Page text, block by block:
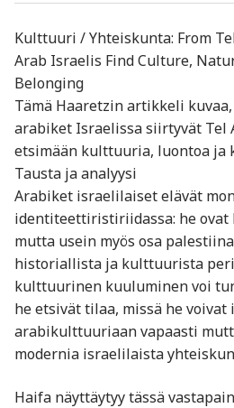
Kulttuuri / Yhteiskunta: From
Arab Israelis Find Culture,
Belonging
Tämä Haaretzin artikkeli
arabiket Israelissa siirtyvät Tel
etsimään kulttuuria, luontoa ja
Tausta ja analyysi
Arabiket israelilaiset elävät
identiteettiristiriidassa: he ovat
mutta usein myös osa
historiallista ja kulttuurista
kulttuurinen kuuluminen voi
he etsivät tilaa, missä he voivat
arabikulttuuriaan vapaasti
modernia israelilaista
Haifa näyttäytyy tässä